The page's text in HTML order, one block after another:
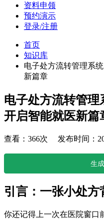
资料申领
预约演示
登录/注册
首页
知识库
电子处方流转管理系
新篇章
电子处方流转管理
开启智能就医新篇
查看：366次 发布时间：
生
引言：一张小处
你还记得上一次在医院窗口